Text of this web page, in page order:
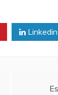
Linkedin